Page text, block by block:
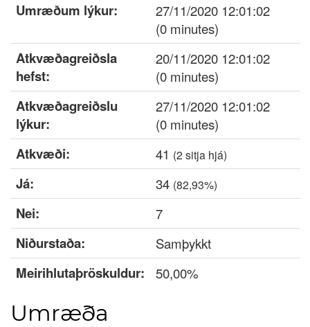
Umræðum lýkur:
27/11/2020 12:01:02
(0 minutes)
Atkvæðagreiðsla
hefst:
20/11/2020 12:01:02
(0 minutes)
Atkvæðagreiðslu
lýkur:
27/11/2020 12:01:02
(0 minutes)
Atkvæði: 41 (2 sitja hjá)
Já: 34 (82,93%)
Nei: 7
Niðurstaða: Samþykkt
Meirihlutaþröskuldur: 50,00%
Umræða